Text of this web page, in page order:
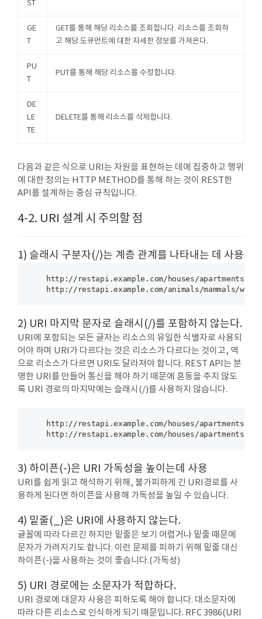
ST
GE
T
GET를 통해 해당 리소스를 조회합니다. 리소스를 조회하
고 해당 도큐먼트에 대한 자세한 정보를 가져온다.
PU
T
PUT를 통해 해당 리소스를 수정합니다.
DE
LE
TE
DELETE를 통해 리소스를 삭제합니다.
다음과 같은 식으로 URI는 자원을 표현하는 데에 집중하고 행위
에 대한 정의는 HTTP METHOD를 통해 하는 것이 REST한
API를 설계하는 중심 규칙입니다.
4-2. URI 설계 시 주의할 점
1) 슬래시 구분자(/)는 계층 관계를 나타내는 데 사용
    http://restapi.example.com/houses/apartments
2) URI 마지막 문자로 슬래시(/)를 포함하지 않는다.
URI에 포함되는 모든 글자는 리소스의 유일한 식별자로 사용되
어야 하며 URI가 다르다는 것은 리소스가 다르다는 것이고, 역
으로 리소스가 다르면 URI도 달라져야 합니다. REST API는 분
명한 URI를 만들어 통신을 해야 하기 때문에 혼동을 주지 않도
록 URI 경로의 마지막에는 슬래시(/)를 사용하지 않습니다.
http://restapi.example.com/houses/apartments/
3) 하이픈(-)은 URI 가독성을 높이는데 사용
URI를 쉽게 읽고 해석하기 위해, 불가피하게 긴 URI경로를 사
용하게 된다면 하이픈을 사용해 가독성을 높일 수 있습니다.
4) 밑줄(_)은 URI에 사용하지 않는다.
글꼴에 따라 다르긴 하지만 밑줄은 보기 어렵거나 밑줄 때문에
문자가 가려지기도 합니다. 이런 문제를 피하기 위해 밑줄 대신
하이픈(-)을 사용하는 것이 좋습니다.(가독성)
5) URI 경로에는 소문자가 적합하다.
URI 경로에 대문자 사용은 피하도록 해야 합니다. 대소문자에
따라 다른 리소스로 인식하게 되기 때문입니다. RFC 3986(URI